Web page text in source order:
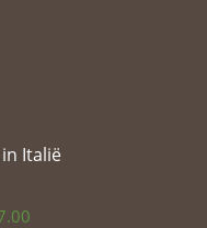
Italië